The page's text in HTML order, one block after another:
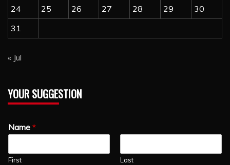
24
25 26 27 28 29
30
31
« Jul
YOUR SUGGESTION
Name *
First Last